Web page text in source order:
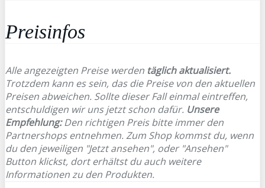
Preisinfos
Alle angezeigten Preise werden täglich aktualisiert.
Trotzdem kann es sein, das die Preise von den aktuellen
Preisen abweichen. Sollte dieser Fall einmal eintreffen,
entschuldigen wir uns jetzt schon dafür. Unsere
Empfehlung:Den richtigen Preis bitte immer den
Partnershops entnehmen. Zum Shop kommst du, wenn
du den jeweiligen "Jetzt ansehen", oder "Ansehen"
Button klickst, dort erhältst du auch weitere
Informationen zu den Produkten.